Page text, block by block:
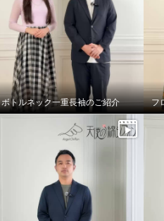
ボトルネック一重長袖のご紹介